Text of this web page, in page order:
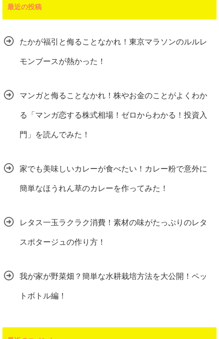
最近の投稿
たかが福引と侮ることなかれ！東京マラソンのルルレ
モンブースが熱かった！
マンガと侮ることなかれ！株やお金のことがよくわか
る「マンガ恋する株式相場！ゼロからわかる！投資入
門」を読んでみた！
家でも美味しいカレーが食べたい！カレー粉で意外に
簡単なほうれん草のカレーを作ってみた！
レタス一玉ラクラク消費！素材の味がたっぷりのレタ
スポタージュの作り方！
我が家が野菜畑？簡単な水耕栽培方法を大公開！ペッ
トボトル編！